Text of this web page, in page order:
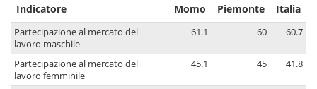
Indicatore Momo Piemonte Italia
Partecipazione al mercato del
lavoro maschile
61.1 60 60.7
Partecipazione al mercato del
lavoro femminile
45.1 45 41.8